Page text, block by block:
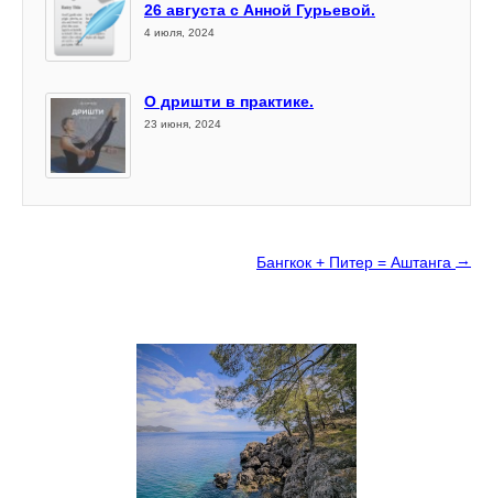
26 августа с Анной Гурьевой.
4 июля, 2024
О дришти в практике.
23 июня, 2024
Бангкок + Питер = Аштанга →